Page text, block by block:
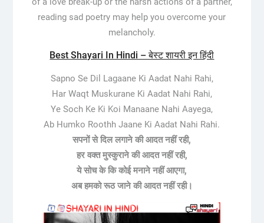
reading sad poetry may help you overcome your
melancholy.
Best Shayari In Hindi – बेस्ट शायरी इन हिंदी
Sapno Se Dil Lagaane Ki Aadat Nahi Rahi,
Har Waqt Muskurane Ki Aadat Nahi Rahi,
Ye Soch Ke Ki Koi Manaane Nahi Aayega,
Ab Humko Roothh Jaane Ki Aadat Nahi Rahi.
सपनों से दिल लगाने की आदत नहीं रही,
हर वक्त मुस्कुराने की आदत नहीं रही,
ये सोच के कि कोई मनाने नहीं आएगा,
अब हमको रूठ जाने की आदत नहीं रही।